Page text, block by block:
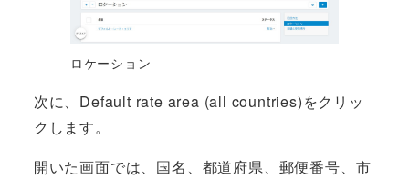
ロケーション
次に、Default rate area (all countries)をクリッ
クします。
開いた画面では、国名、都道府県、郵便番号、市